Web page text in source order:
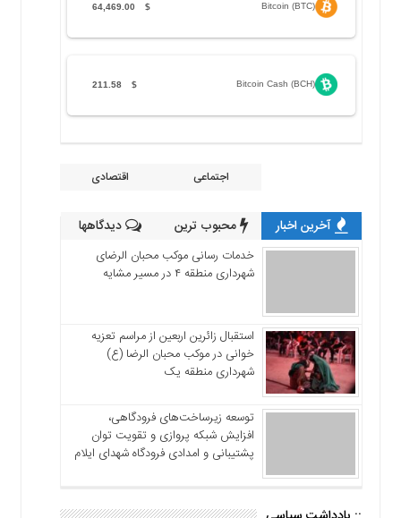
Bitcoin (BTC)
$
64,469.00
Bitcoin Cash (BCH)
$
211.58
اجتماعی اقتصادی
آخرین اخبار محبوب ترین دیدگاهها
خدمات رسانی موکب محبان الرضای
شهرداری منطقه ۴ در مسیر مشایه
استقبال زائرین اربعین از مراسم تعزیه
خوانی در موکب محبان الرضا (ع)
شهرداری منطقه یک
توسعه زیرساخت‌های فرودگاهی،
افزایش شبکه پروازی و تقویت توان
پشتیبانی و امدادی فرودگاه شهدای ایلام